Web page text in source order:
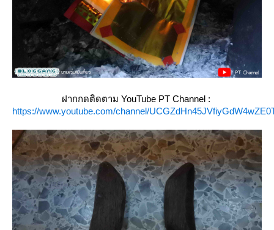
ฝากกดติดตาม YouTube PT Channel :
https://www.youtube.com/channel/